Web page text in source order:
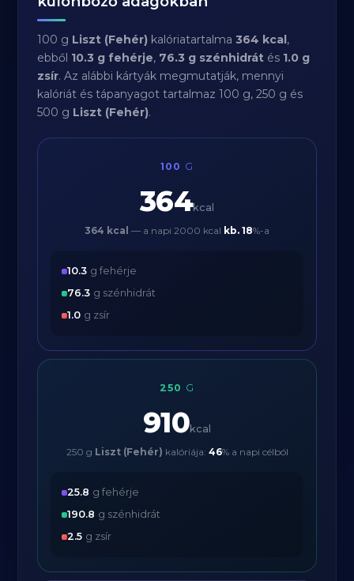
100 g Liszt (Fehér) kalóriatartalma364 kcal,
ebből 10.3 g fehérje, 76.3 g szénhidrát és 1.0 g
zsír. Az alábbi kártyák megmutatják, mennyi
kalóriát és tápanyagot tartalmaz 100 g, 250 g és
500 g Liszt (Fehér).
100 G
364kcal
364 kcal — a napi 2000 kcal kb. 18%-a
10.3 g fehérje
76.3 g szénhidrát
1.0 g zsír
250 G
910kcal
250 g Liszt (Fehér) kalóriája: 46% a napi célból
25.8 g fehérje
190.8 g szénhidrát
2.5 g zsír